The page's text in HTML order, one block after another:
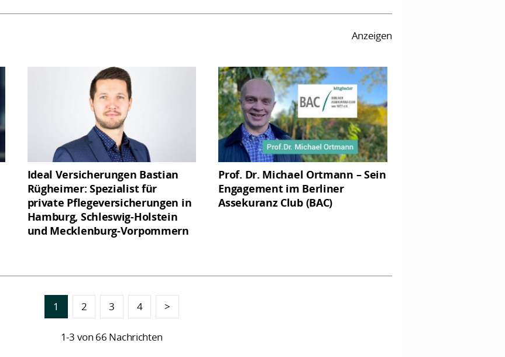
Anzeigen
Ideal Versicherungen Bastian
Rügheimer: Spezialist für
private Pflegeversicherungen in
Hamburg, Schleswig-Holstein
und Mecklenburg-Vorpommern
Prof. Dr. Michael Ortmann – Sein
Engagement im Berliner
Assekuranz Club (BAC)
1 2 3 4 >
1-3 von 66 Nachrichten